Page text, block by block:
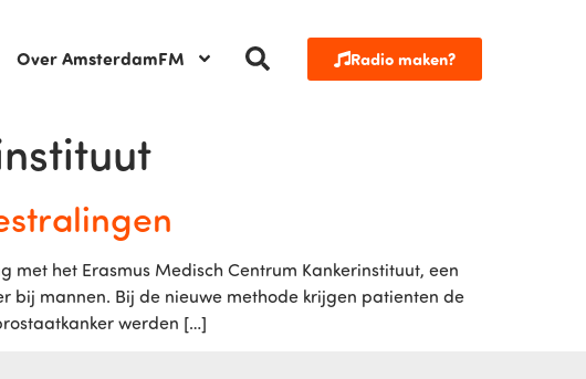
Over AmsterdamFM Radio maken?
met het Erasmus Medisch Centrum Kankerinstituut, een
bij mannen. Bij de nieuwe methode krijgen patienten de
werden […]